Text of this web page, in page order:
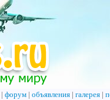
форум объявления галерея